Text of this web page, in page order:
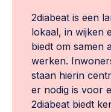
invoering
gebiedsontwikkeling>
2diabeat is een
lokaal, in wijken
biedt om samen
werken.
staan hierin
er nodig is voor
2diabeat biedt